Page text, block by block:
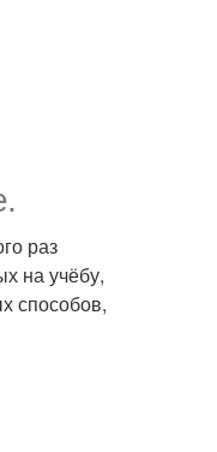
раз
на учёбу,
способов,